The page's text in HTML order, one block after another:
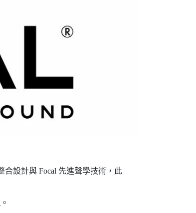
設計與 Focal 先進聲學技術，此